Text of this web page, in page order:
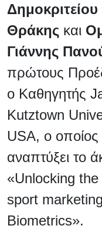
Θράκης και
Γιάννης
πρώτους
ο Καθηγητής
Kutztown
USA, ο οποίος
αναπτύξει το
«Unlocking
sport
Biometrics».